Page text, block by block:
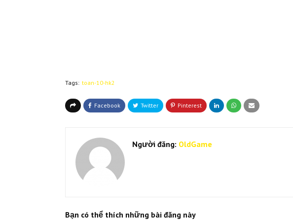
Tags: toan-10-hk2
Người đăng: OldGame
Bạn có thể thích những bài đăng này